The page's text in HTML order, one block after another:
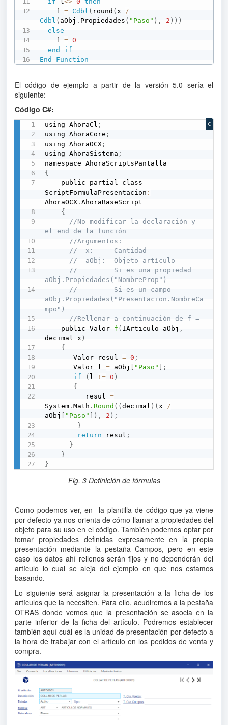
    f
= Cdbl ( round ( x
/
Cdbl ( aObj . Propiedades ( "Paso" ) , 2 ) ) )
else
    f
= 0
end
if
End
Function
El código de ejemplo a partir de la versión 5.0 sería el
siguiente:
Código C#:
using AhoraCl ;
using AhoraCore ;
using AhoraOCX ;
using AhoraSistema ;
{
ScriptFormulaPresentacion :
AhoraOCX .AhoraBaseScript
{
//No modificar la declaración y
el end de la función
//Argumentos:
//  x:     Cantidad
//  aObj:  Objeto artículo
//         Si es una propiedad
aObj.Propiedades("NombreProp")
//         Si es un campo
aObj.Propiedades("Presentacion.NombreCa
mpo")
//Rellenar a continuación de f =
    public Valor
f ( IArticulo aObj ,
decimal x )
{
       Valor resul
= 0 ;
       Valor l
= aObj [ "Paso" ] ;
if
( l != 0 )
{
          resul
=
System .Math .Round ( (decimal ) ( x
/
aObj [ "Paso" ] ) , 2 ) ;
}
return resul ;
}
}
}
C
Fig. 3 Definición de fórmulas
Como podemos ver, en la plantilla de código que ya viene
por defecto ya nos orienta de cómo llamar a propiedades del
objeto para su uso en el código. También podemos optar por
tomar propiedades definidas expresamente en la propia
presentación mediante la pestaña Campos, pero en este
caso los datos ahí rellenos serán fijos y no dependerán del
artículo lo cual se aleja del ejemplo en que nos estamos
basando.
Lo siguiente será asignar la presentación a la ficha de los
artículos que la necesiten. Para ello, acudiremos a la pestaña
OTRAS donde vemos que la presentación se asocia en la
parte inferior de la ficha del artículo. Podremos establecer
también aquí cuál es la unidad de presentación por defecto a
la hora de trabajar con el artículo en los pedidos de venta y
compra.